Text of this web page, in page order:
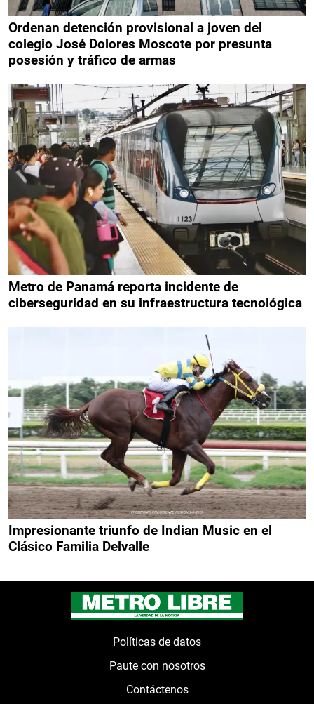
Ordenan detención provisional a joven del
colegio José Dolores Moscote por presunta
posesión y tráfico de armas
Metro de Panamá reporta incidente de
ciberseguridad en su infraestructura tecnológica
Impresionante triunfo de Indian Music en el
Clásico Familia Delvalle
Políticas de datos
Paute con nosotros
Contáctenos